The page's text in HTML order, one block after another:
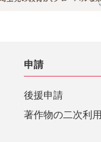
申請
後援申請
著作物の二次利用